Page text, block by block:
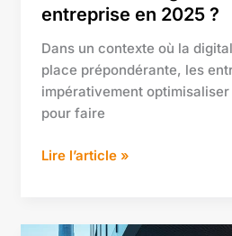
entreprise en 2025 ?
Dans un contexte où la
place prépondérante, les
impérativement
pour faire
2025
?
Lire l’article »